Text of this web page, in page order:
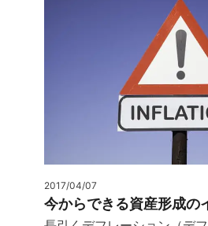
2017/04/07
今からできる資産形成の